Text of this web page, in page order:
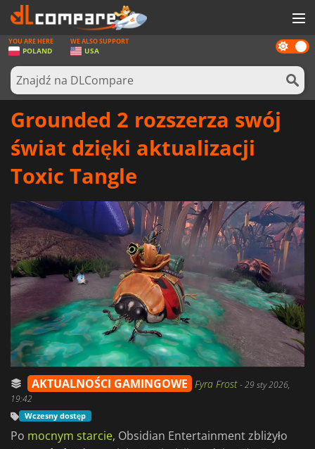
GRY
KARTY DO GIER
OPROGRAMOWANIE
SPRZĘT KOMPUTEROWY
ZALOGUJ SIĘ LUB ZAREJESTRUJ
Dark
mode
YOU ARE HERE
POLAND
WE ALSO SUPPORT
USA
Grounded 2 rozszerza swój
świat dzięki aktualizacji
Toxic Tangle
AKTUALNOŚCI GAMINGOWE Fyra Frost-29 sty 2026,
19:42
Wczesny dostęp
Po mocnym starcie, Obsidian Entertainment zbliżyło